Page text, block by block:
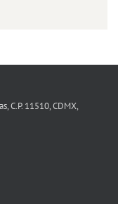
C.P. 11510, CDMX,